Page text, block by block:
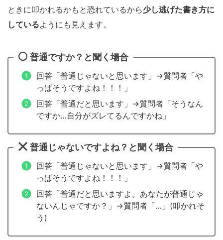
ときに叩かれるかもと恐れているから少し逃げた書き方に
しているようにも見えます。
普通ですか？と聞く場合
回答「普通じゃないと思います」→質問者「や
っぱそうですよね！！！」
回答「普通だと思います」→質問者「そうなん
ですか…自分がズレてるんですかね」
普通じゃないですよね？と聞く場合
回答「普通じゃないと思います」→質問者「や
っぱそうですよね！！！」
回答「普通だと思いますよ。あなたが普通じゃ
ないんじゃですか？」→質問者「…」(叩かれそ
う)